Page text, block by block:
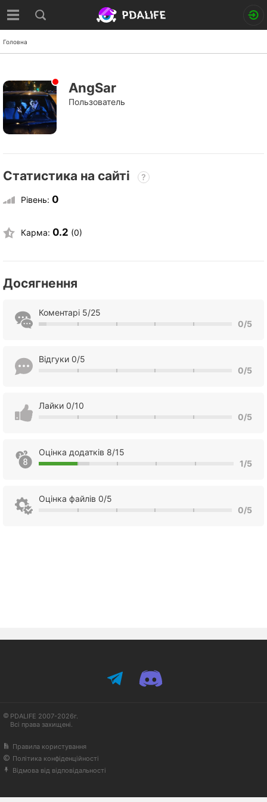
Головна
AngSar
Пользователь
Статистика на сайті ?
Рівень: 0
Карма: 0.2 (0)
Досягнення
Коментарі 5/25
0/5
Відгуки 0/5
0/5
Лайки 0/10
0/5
Оцінка додатків 8/15
1/5
Оцінка файлів 0/5
0/5
PDALIFE 2007-2026г.
Всі права захищені.
Правила користування
Політика конфіденційності
Відмова від відповідальності